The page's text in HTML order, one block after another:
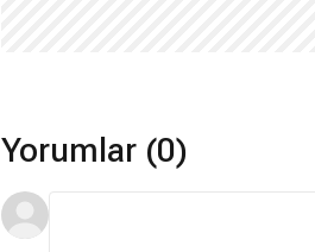
Yorumlar (0)